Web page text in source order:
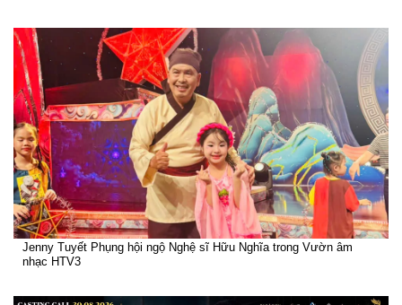
Jenny Tuyết Phụng hội ngộ Nghệ sĩ Hữu Nghĩa trong Vườn âm
nhạc HTV3